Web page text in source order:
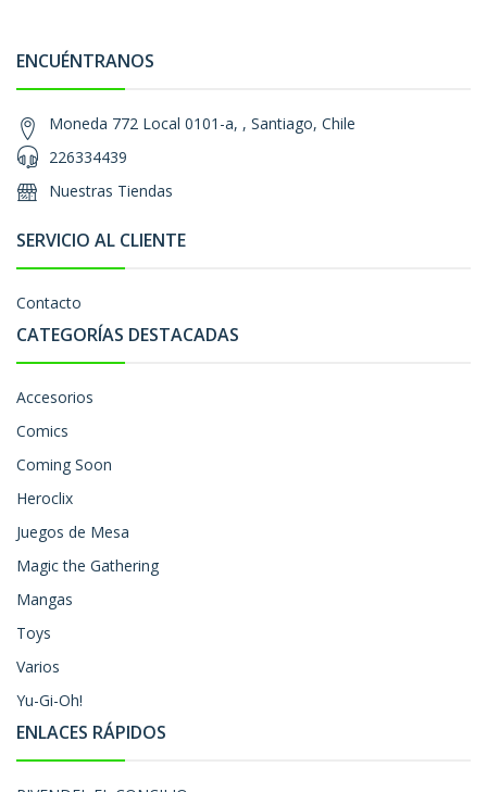
ENCUÉNTRANOS
Moneda 772 Local 0101-a, , Santiago, Chile
226334439
Nuestras Tiendas
SERVICIO AL CLIENTE
Contacto
CATEGORÍAS DESTACADAS
Accesorios
Comics
Coming Soon
Heroclix
Juegos de Mesa
Magic the Gathering
Mangas
Toys
Varios
Yu-Gi-Oh!
ENLACES RÁPIDOS